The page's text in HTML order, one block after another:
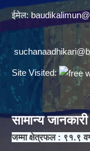
ईमेल:
Site Visited:
सामान्य जानकारी
जम्मा क्षेत्रफल : ९१.९